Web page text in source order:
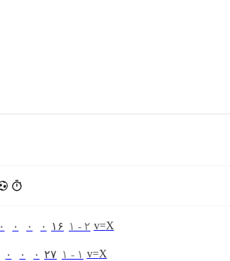
v=X ۲ - ۱ ۱۶ ۰ ۰ ۰ ۰
v=X ۱ - ۱ ۲۷ ۰ ۰ ۰